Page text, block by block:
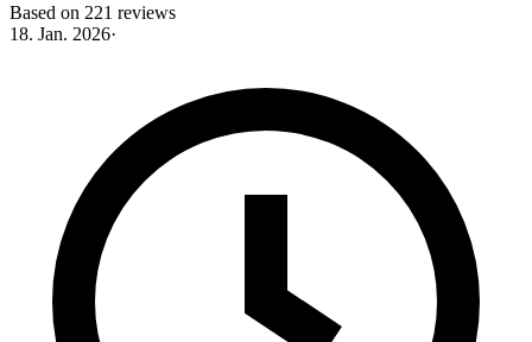
Based on 221 reviews
18. Jan. 2026·